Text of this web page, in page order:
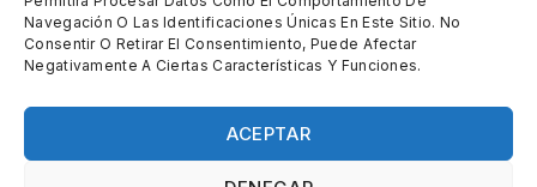
Navegación O Las Identificaciones Únicas En Este Sitio. No
Consentir O Retirar El Consentimiento, Puede Afectar
Negativamente A Ciertas Características Y Funciones.
ACEPTAR
zapateriarody@sabateriarody.com
Copyright © 2026 Calçats Rody